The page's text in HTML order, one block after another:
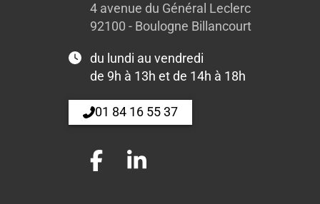
4 avenue du Général Leclerc
92100 - Boulogne Billancourt
du lundi au vendredi
de 9h à 13h et de 14h à 18h
01 84 16 55 37